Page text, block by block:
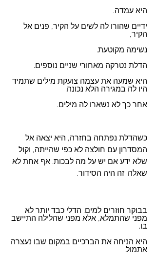
היא עמדה.
ידיים שהורו לה לשים על הקיר, פנים אל
הקיר,
נשימה מקוטעת.
הדלת נטרקה מאחורי שניים נוספים.
היא שמעה את עצמה צועקת מילים שתמיד
היו לה במגירה הלא נכונה.
אחר כך לא נשארו לה מילים.
כשהדלת נפתחה בחזרה, היא יצאה אל
המסדרון עם חולצה לא כפי שהייתה, וקול
שלא ידע אם יש על מה לבכות. אף אחת לא
שאלה. זה היה הסידור.
בבוקר חוזרים למים. הדלי כבד יותר לא
מפני שהתמלא, אלא מפני שהלילה התיישב
בו.
היא הניחה את הברכיים במקום שבו נעצרה
אתמול.